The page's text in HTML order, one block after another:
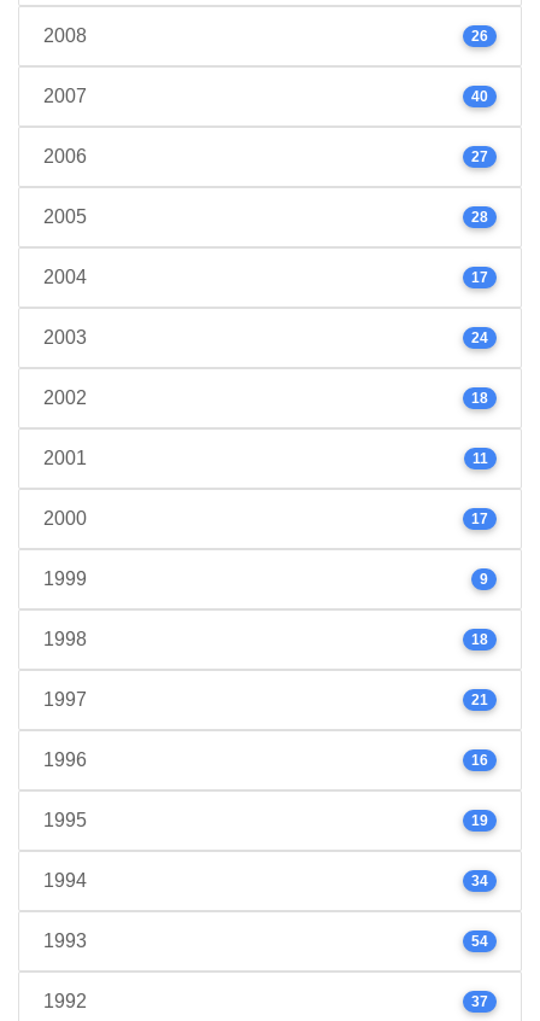
2008 26
2007 40
2006 27
2005 28
2004 17
2003 24
2002 18
2001 11
2000 17
1999 9
1998 18
1997 21
1996 16
1995 19
1994 34
1993 54
1992 37